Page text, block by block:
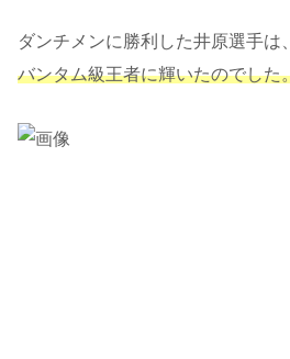
ダンチメンに勝利した井原選手は、
バンタム級王者に輝いたのでした